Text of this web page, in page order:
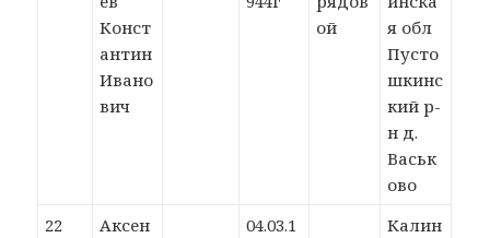
Конст
антин
Ивано
вич
ой
я обл
Пусто
шкинс
кий р-
н д.
Васьк
ово
22
Аксен
04.03.1
Калин